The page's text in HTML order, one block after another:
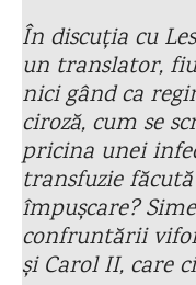
În discuția cu
un translator,
nici gând ca
ciroză, cum se
pricina unei
transfuzie
împușcare?
confruntării
și Carol II, care